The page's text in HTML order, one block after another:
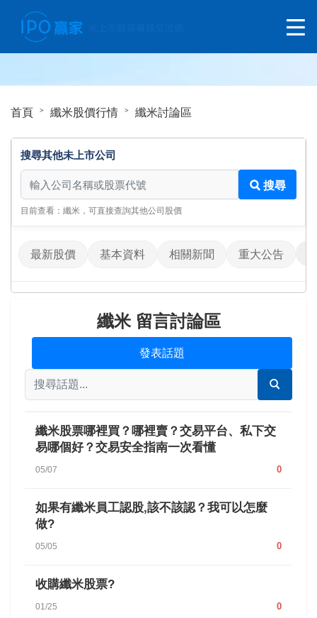
首頁 纖米股價行情 纖米討論區
搜尋其他未上市公司
搜尋其他未上市公司
搜尋
目前查看：纖米，可直接查詢其他公司股價
最新股價 基本資料 相關新聞 重大公告
纖米 留言討論區
發表話題
纖米股票哪裡買？哪裡賣？交易平台、私下交
易哪個好？交易安全指南一次看懂
05/07 0
如果有纖米員工認股,該不該認？我可以怎麼
做?
05/05 0
收購纖米股票?
01/25 0